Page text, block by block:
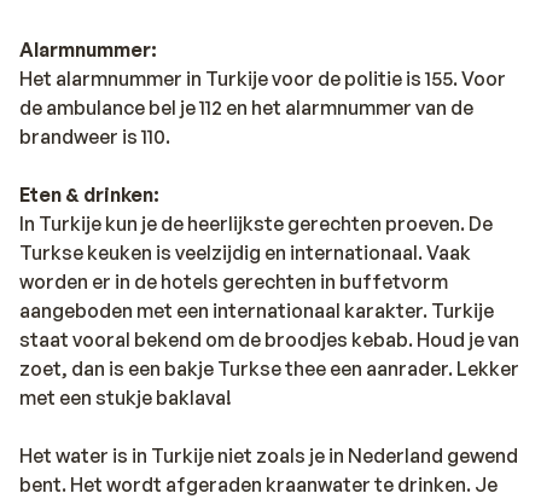
Alarmnummer:
Het alarmnummer in Turkije voor de politie is 155. Voor
de ambulance bel je 112 en het alarmnummer van de
brandweer is 110.
Eten & drinken:
In Turkije kun je de heerlijkste gerechten proeven. De
Turkse keuken is veelzijdig en internationaal. Vaak
worden er in de hotels gerechten in buffetvorm
aangeboden met een internationaal karakter. Turkije
staat vooral bekend om de broodjes kebab. Houd je van
zoet, dan is een bakje Turkse thee een aanrader. Lekker
met een stukje baklava!
Het water is in Turkije niet zoals je in Nederland gewend
bent. Het wordt afgeraden kraanwater te drinken. Je